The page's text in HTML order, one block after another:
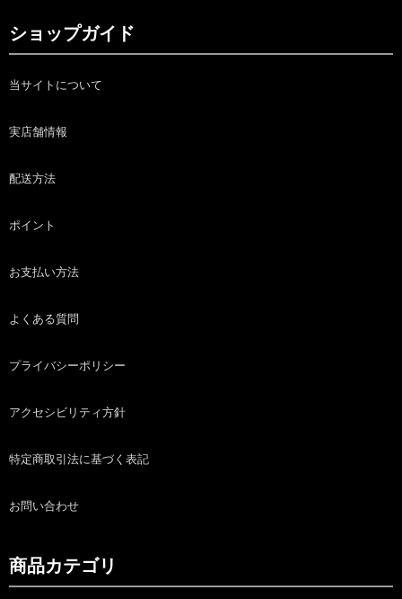
ショップガイド
当サイトについて
実店舗情報
配送方法
ポイント
お支払い方法
よくある質問
プライバシーポリシー
アクセシビリティ方針
特定商取引法に基づく表記
お問い合わせ
商品カテゴリ